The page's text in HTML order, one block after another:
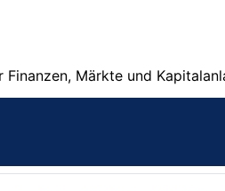
Finanzen, Märkte und